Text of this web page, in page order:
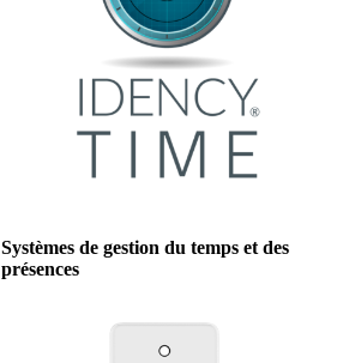
Systèmes de gestion du temps et des
présences